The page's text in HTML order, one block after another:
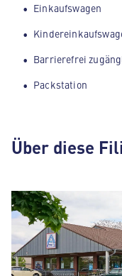
Einkaufswagen
Barrierefrei
Packstation
Über diese